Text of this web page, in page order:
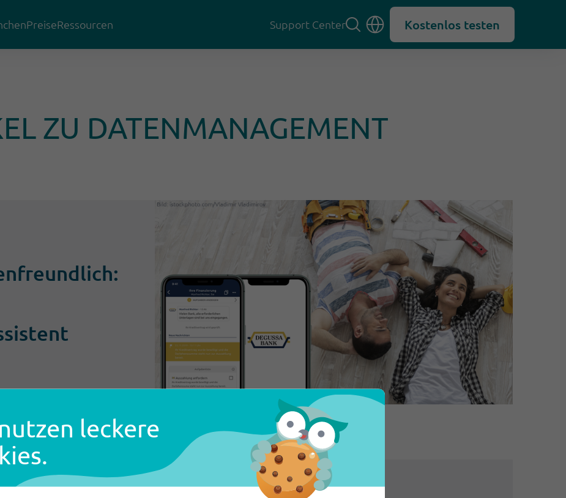
leckere
PreiseRessourcen Support Center Kostenlos testen
ZU DATENMANAGEMENT
27. Juni 2022